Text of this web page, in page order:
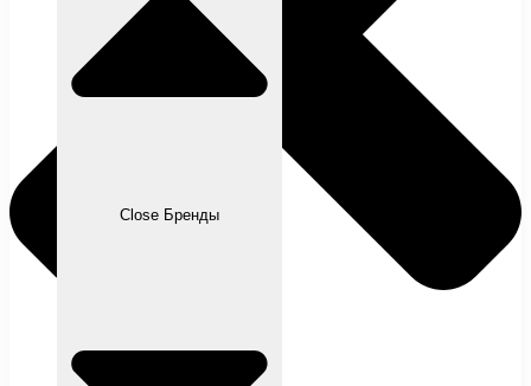
Close Бренды